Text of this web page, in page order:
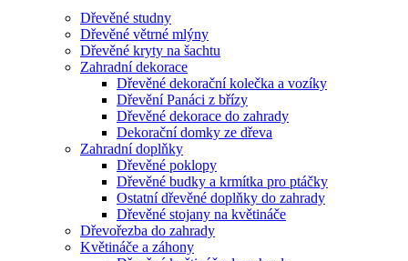
Dřevěné studny
Dřevěné větrné mlýny
Dřevěné kryty na šachtu
Zahradní dekorace
Dřevěné dekorační kolečka a vozíky
Dřevění Panáci z břízy
Dřevěné dekorace do zahrady
Dekorační domky ze dřeva
Zahradní doplňky
Dřevěné poklopy
Dřevěné budky a krmítka pro ptáčky
Ostatní dřevěné doplňky do zahrady
Dřevěné stojany na květináče
Dřevořezba do zahrady
Květináče a záhony